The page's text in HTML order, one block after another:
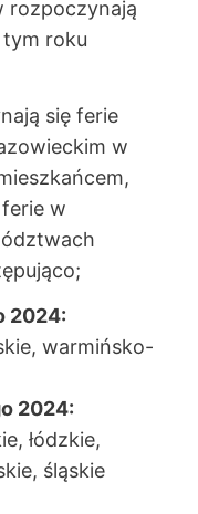
rozpoczynają
roku
się ferie
w
w
2024:
warmińsko-
2024:
łódzkie,
śląskie